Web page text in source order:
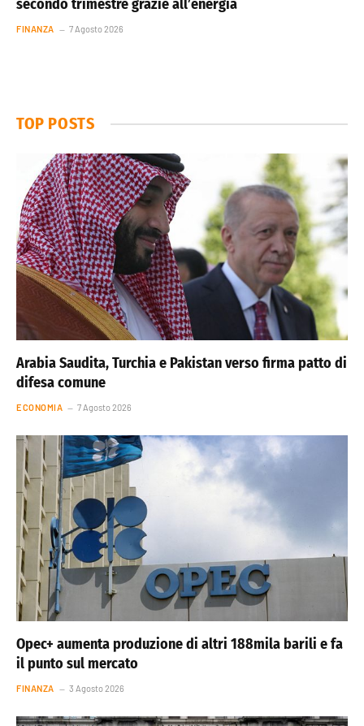
secondo trimestre grazie all’energia
FINANZA 7 Agosto 2026
TOP POSTS
Arabia Saudita, Turchia e Pakistan verso firma patto di
difesa comune
ECONOMIA 7 Agosto 2026
Opec+ aumenta produzione di altri 188mila barili e fa
il punto sul mercato
FINANZA 3 Agosto 2026